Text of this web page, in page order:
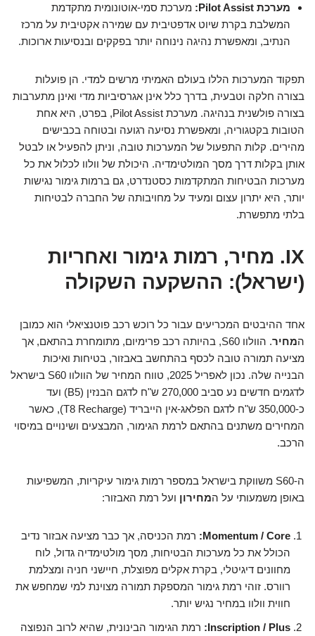
מערכת Pilot Assist:
מערכת סמי-אוטונומית מתקדמת
המשלבת בקרת שיוט אדפטיבית עם שמירה אקטיבית על מרכז
הנתיב, ומאפשרת נהיגה נינוחה יותר בפקקים ובנסיעות ארוכות.
תפקוד המערכות הללו בעולם האמיתי מרשים למדי. הן פועלות
בצורה חלקה וטבעית, בדרך כלל אינן אגרסיביות מדי ואינן מתערבות
בצורה פולשנית בנהיגה. מערכת Pilot Assist, בפרט, היא אחת
הטובות בקטגוריה, ומאפשרת נסיעה רגועה ובטוחה בכבישים
מהירים. קלות התפעול של המערכות טובה, וניתן להפעיל או לבטל
אותן בקלות דרך מסך המולטימדיה. היכולת של וולוו לכלול את כל
מערכות הבטיחות המתקדמות כסטנדרט, גם ברמות גימור נגישות
יותר, היא יתרון עצום ומעיד על מחויבותה של החברה לבטיחות
בלתי מתפשרת.
IX. מחיר, רמות גימור ואחריות
(ישראל): ההשקעה השקולה
אחד ההיבטים המכריעים עבור כל רוכש רכב פוטנציאלי הוא כמובן
המחיר
. הוולוו S60, בהיותה רכב פרימיום, מתומחרת בהתאם, אך
מציעה תמורה טובה לכסף בהתחשב באבזור, בטיחות ואיכות
הבנייה שלה. נכון לאפריל 2025, טווח המחיר של הוולוו S60 בישראל
לדגמים חדשים נע סביב 270,000 ש"ח לדגם הבנזין (B5) ועד
כ-350,000 ש"ח לדגם הפלאג-אין הייבריד (T8 Recharge), כאשר
המחירים משתנים בהתאם לרמת הגימור, המבצעים ושינויים במיסוי
הרכב.
ה-S60 משווקת בישראל במספר רמות גימור עיקריות, המשפיעות
באופן משמעותי על המחירון ועל רמת האבזור:
Momentum / Core:
רמת הכניסה, אך כבר מציעה אבזור נדיב
הכולל את כל מערכות הבטיחות, מסך מולטימדיה גדול, לוח
מחוונים דיגיטלי, בקרת אקלים מפוצלת, חיישני חניה ומצלמת
רוורס. זוהי רמת גימור המספקת תמורה מצוינת למי שמחפש את
חווית וולוו במחיר נגיש יותר.
Inscription / Plus:
רמת הגימור הבינונית, שהיא לרוב הנפוצה